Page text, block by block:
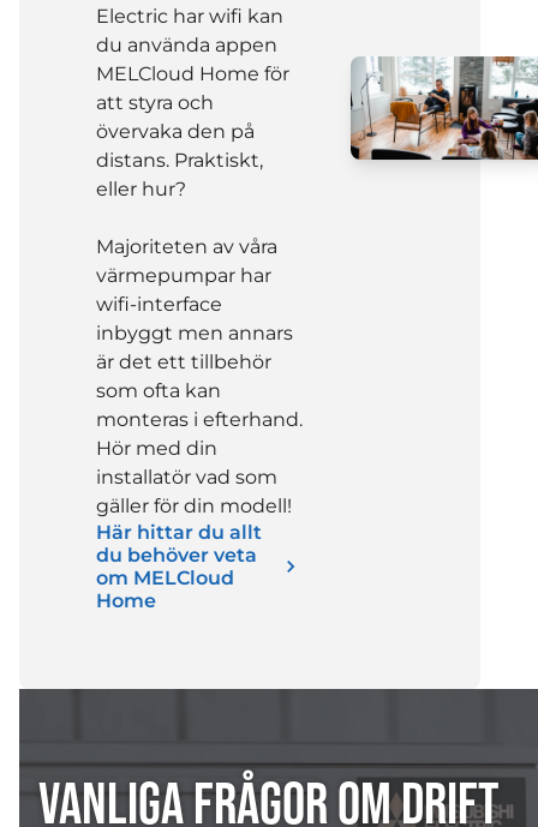
Electric har wifi kan
du använda appen
MELCloud Home för
att styra och
övervaka den på
distans. Praktiskt,
eller hur?
Majoriteten av våra
värmepumpar har
wifi-interface
inbyggt men annars
är det ett tillbehör
som ofta kan
monteras i efterhand.
Hör med din
installatör vad som
gäller för din modell!
Här hittar du allt
du behöver veta
om MELCloud
Home
VANLIGA FRÅGOR OM DRIFT